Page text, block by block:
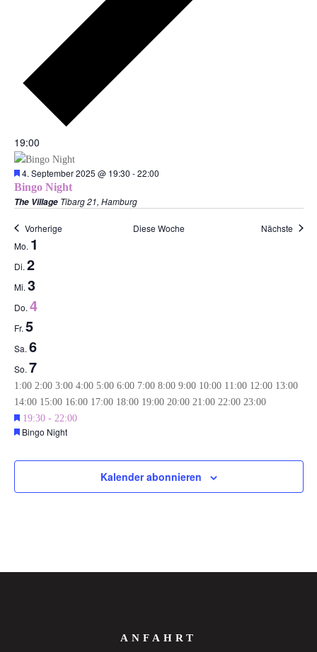
19:00
Empfohlen
4. September 2025 @ 19:30 -22:00
Bingo Night
The Village Tibarg 21, Hamburg
Vorherige Diese Woche Nächste
Woche
von
Veranstaltungen
Mo. 1
Di. 2
Mi. 3
Do. 4
Fr. 5
Sa. 6
So. 7
0:00
1:00 2:00 3:00 4:00 5:00 6:00 7:00 8:00 9:00 10:00 11:00 12:00 13:00
14:00 15:00 16:00 17:00 18:00 19:00 20:00 21:00 22:00 23:000:00
Montag,
September
2025
Keine
Veranstaltungen
diesem
Dienstag,
September
2025
Keine
Veranstaltungen
diesem
Mittwoch,
September
2025
Keine
Veranstaltungen
diesem
Donnerstag,
September
2025
Empfohlen
September
4,
19:30 - 22:00
Empfohlen
Bingo Night
September
2025
Veranstaltungen
diesem
September
2025
Veranstaltungen
diesem
September
2025
Veranstaltungen
diesem
Kalender abonnieren
ANFAHRT